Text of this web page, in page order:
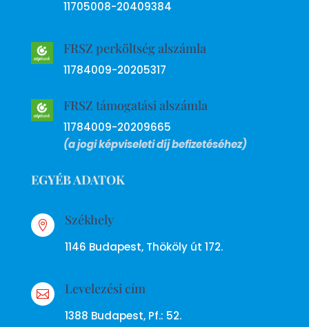
11705008-20409384
FRSZ perköltség alszámla
11784009-20205317
FRSZ támogatási alszámla
11784009-20209665
(a jogi képviseleti díj befizetéséhez)
EGYÉB ADATOK
 Székhely
1146 Budapest, Thököly út 172.
 Levelezési cím
1388 Budapest, Pf.: 52.